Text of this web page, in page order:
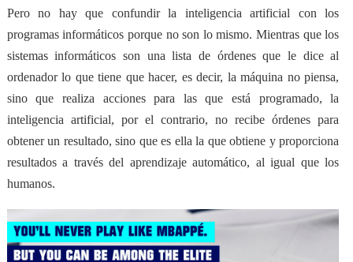
Pero no hay que confundir la inteligencia artificial con los
programas informáticos porque no son lo mismo. Mientras que los
sistemas informáticos son una lista de órdenes que le dice al
ordenador lo que tiene que hacer, es decir, la máquina no piensa,
sino que realiza acciones para las que está programado, la
inteligencia artificial, por el contrario, no recibe órdenes para
obtener un resultado, sino que es ella la queobtiene y proporciona
resultados a través del aprendizaje automático, al igual que los
humanos.